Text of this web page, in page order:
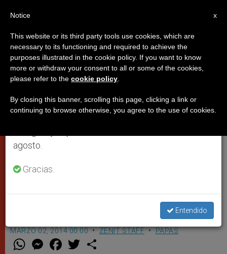
Las palabras del Papa en el
ángelus: ¡El sudario no tiene
bolsillos!
Texto completo. El Pontífice recuerda
poseer es un corazón vací­o de Dios.
MARZO 02, 2014 00:00 ZENIT STAFF PAPAS
W M
e
F
a w
×
Aviso importante
Del 27 de julio al 7 de agosto haremos la pausa
anual, aprovechando que en el periodo de verano
se generan menos informaciones y también el
agosto.
Gracias.
Entendido
x
Notice
This website or its third party tools use cookies, which are
necessary to its functioning and required to achieve the
purposes illustrated in the cookie policy. If you want to know
more or withdraw your consent to all or some of the cookies,
please refer to the cookie policy
By closing this banner, scrolling this page, clicking a link or
continuing to browse otherwise, you agree to the use of cookies.